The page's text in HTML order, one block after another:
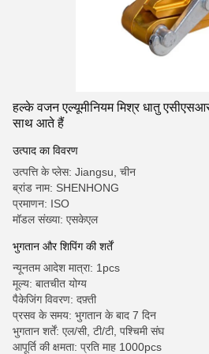
हल्के वजन एल्यूमीनियम मिश्र धातु
साथ आते हैं
उत्पाद का विवरण
उत्पत्ति के प्लेस: Jiangsu, चीन
ब्रांड नाम: SHENHONG
प्रमाणन: ISO
मॉडल संख्या: एसकेएल
भुगतान और शिपिंग की शर्तें
न्यूनतम आदेश मात्रा: 1pcs
मूल्य: बातचीत योग्य
पैकेजिंग विवरण: दफ़्ती
प्रसव के समय: भुगतान के बाद 7 दिन
भुगतान शर्तें: एल/सी, टी/टी, पश्चिमी संघ
आपूर्ति की क्षमता: प्रति माह 1000pcs